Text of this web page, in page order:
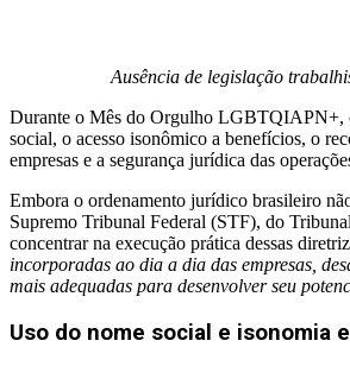
Ausência de legislação
Durante o Mês do Orgulho LGBTQIAPN+,
social, o acesso isonômico a benefícios, o
empresas e a segurança jurídica das
Embora o ordenamento jurídico brasileiro
Supremo Tribunal Federal (STF), do
concentrar na execução prática dessas
incorporadas ao dia a dia das empresas,
mais adequadas para desenvolver seu
Uso do nome social e isonomia